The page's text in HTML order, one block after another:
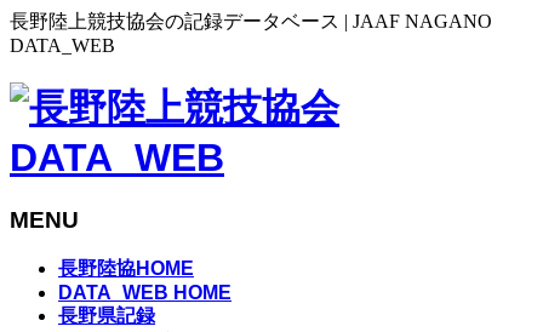
長野陸上競技協会の記録データベース | JAAF NAGANO
DATA_WEB
MENU
長野陸協HOME
DATA_WEB HOME
長野県記録